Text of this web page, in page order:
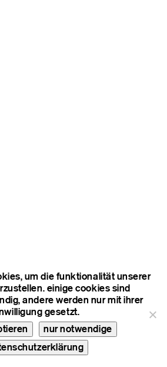
um die funktionalität unserer
einige cookies sind
andere werden nur mit ihrer
gesetzt.
nur notwendige